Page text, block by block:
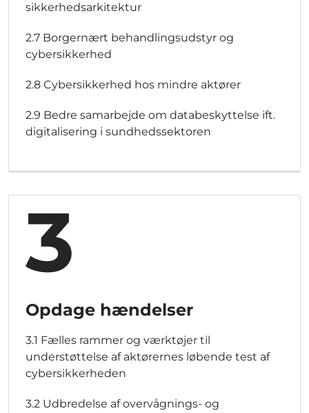
sikkerhedsarkitektur
2.7 Borgernært behandlingsudstyr og
cybersikkerhed
2.8 Cybersikkerhed hos mindre aktører
2.9 Bedre samarbejde om databeskyttelse ift.
digitalisering i sundhedssektoren
3
Opdage hændelser
3.1 Fælles rammer og værktøjer til
understøttelse af aktørernes løbende test af
cybersikkerheden
3.2 Udbredelse af overvågnings- og